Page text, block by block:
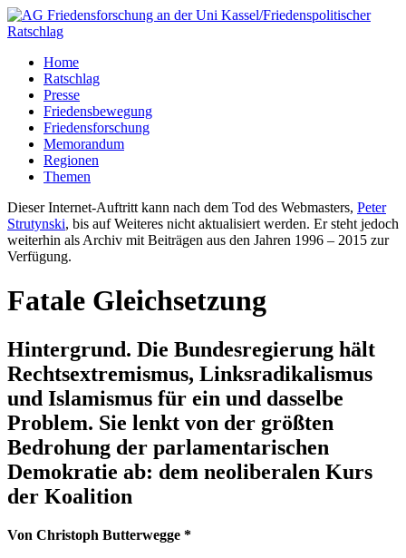
Home
Ratschlag
Presse
Friedensbewegung
Friedensforschung
Memorandum
Regionen
Themen
Dieser Internet-Auftritt kann nach dem Tod des Webmasters, Peter
Strutynski, bis auf Weiteres nicht aktualisiert werden. Er steht jedoch
weiterhin als Archiv mit Beiträgen aus den Jahren 1996 – 2015 zur
Verfügung.
Fatale Gleichsetzung
Hintergrund. Die Bundesregierung hält
Rechtsextremismus, Linksradikalismus
und Islamismus für ein und dasselbe
Problem. Sie lenkt von der größten
Bedrohung der parlamentarischen
Demokratie ab: dem neoliberalen Kurs
der Koalition
Von Christoph Butterwegge *